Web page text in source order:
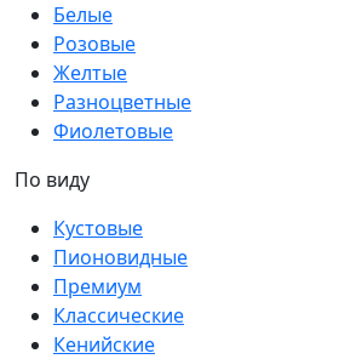
Белые
Розовые
Желтые
Разноцветные
Фиолетовые
По виду
Кустовые
Пионовидные
Премиум
Классические
Кенийские